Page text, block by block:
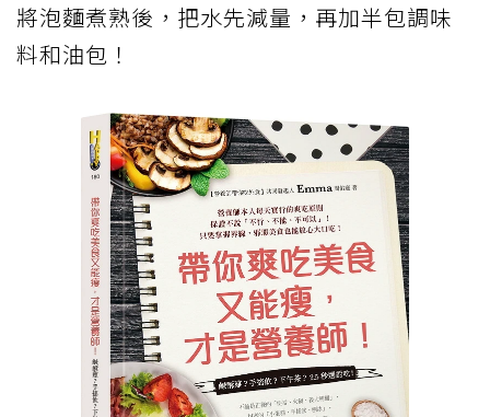
將泡麵煮熟後，把水先減量，再加半包調味
料和油包！